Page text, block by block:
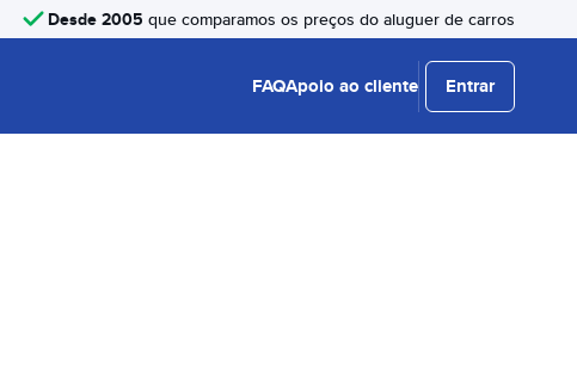
Desde 2005 que comparamos os preços do aluguer de carros
FAQApoio ao cliente Entrar